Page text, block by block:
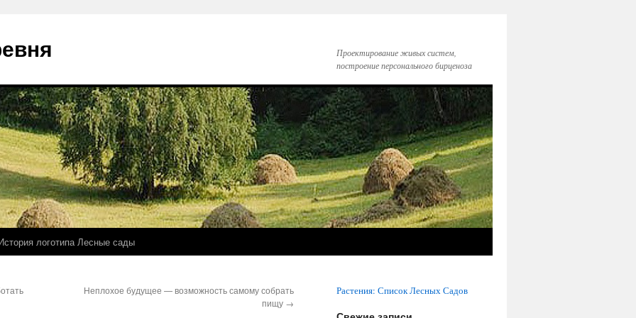
Проектирование живых систем,
построение персонального бирценоза
логотипа Лесные сады
Неплохое будущее — возможность самому собрать
пищу →
Растения: Список Лесных Садов